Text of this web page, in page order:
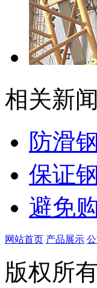
相关新闻
防滑
保证
避免
网站首页 产品展示
版权所